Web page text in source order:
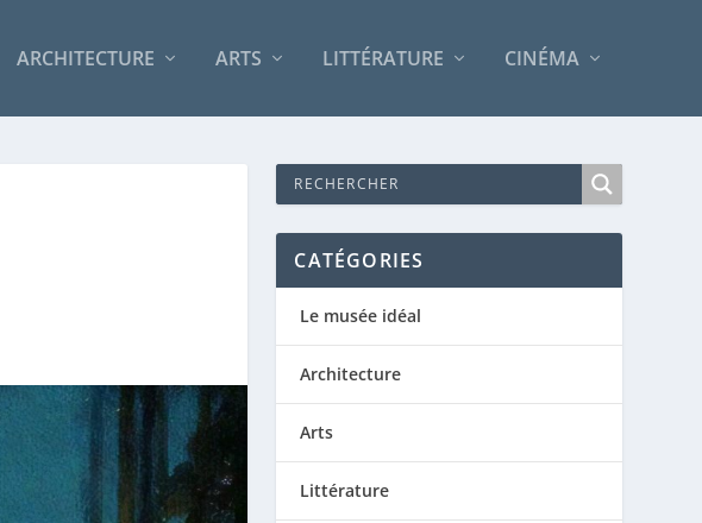
ARCHITECTURE ARTS LITTÉRATURE CINÉMA
CATÉGORIES
Le musée idéal
Architecture
Arts
Littérature